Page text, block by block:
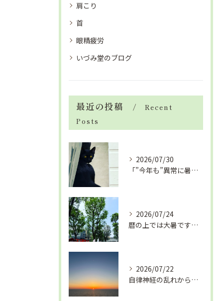
肩こり
首
眼精疲労
いづみ堂のブログ
最近の投稿
Recent
Posts
2026/07/30
「”今年も”異常に暑い夏」酷暑+冷房＝夏風邪、腰痛、ひざの痛...
2026/07/24
暦の上では大暑です！腰痛や肩こりから来る頭痛
2026/07/22
自律神経の乱れから生活習慣病、血液循環の滞り